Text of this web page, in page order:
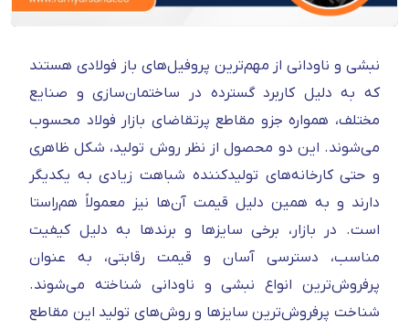
نبشی و ناودانی از مهم‌ترین پروفیل‌های باز فولادی هستند
که به دلیل کاربرد گسترده در ساختمان‌سازی و صنایع
مختلف، همواره جزو مقاطع پرتقاضای بازار فولاد محسوب
می‌شوند. این دو محصول از نظر روش تولید، شکل ظاهری
و حتی کارخانه‌های تولیدکننده شباهت زیادی به یکدیگر
دارند و به همین دلیل قیمت آن‌ها نیز معمولاً هم‌راستا
است. در بازار، برخی سایزها و برندها به دلیل کیفیت
مناسب، دسترسی آسان و قیمت رقابتی، به عنوان
پرفروش‌ترین انواع نبشی و ناودانی شناخته می‌شوند.
شناخت پرفروش‌ترین سایزها و روش‌های تولید این مقاطع